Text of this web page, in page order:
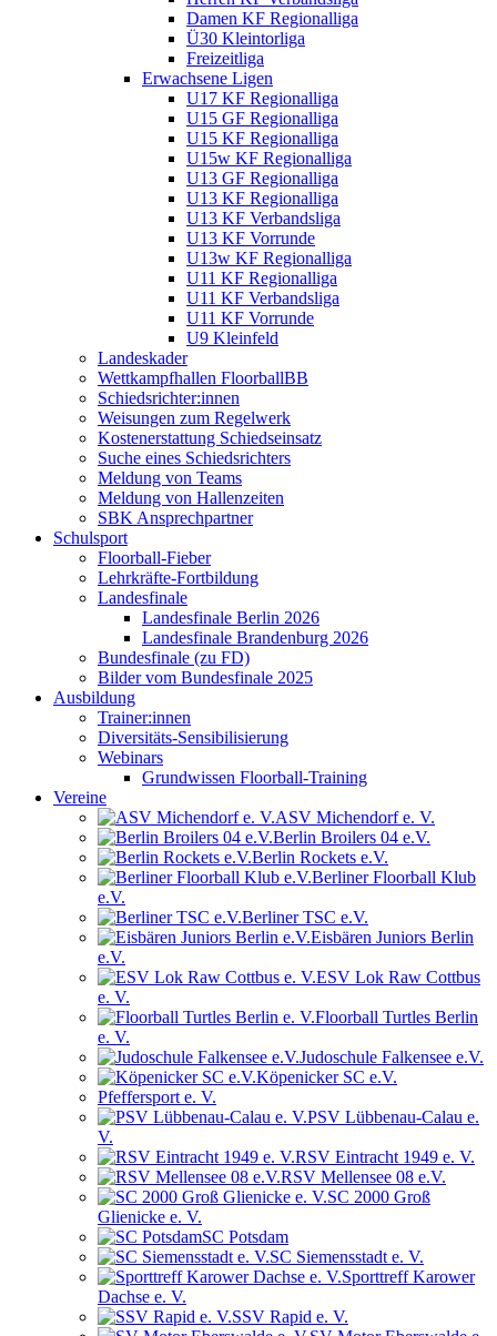
Damen KF Regionalliga
Ü30 Kleintorliga
Freizeitliga
Erwachsene Ligen
U17 KF Regionalliga
U15 GF Regionalliga
U15 KF Regionalliga
U15w KF Regionalliga
U13 GF Regionalliga
U13 KF Regionalliga
U13 KF Verbandsliga
U13 KF Vorrunde
U13w KF Regionalliga
U11 KF Regionalliga
U11 KF Verbandsliga
U11 KF Vorrunde
U9 Kleinfeld
Landeskader
Wettkampfhallen FloorballBB
Schiedsrichter:innen
Weisungen zum Regelwerk
Kostenerstattung Schiedseinsatz
Suche eines Schiedsrichters
Meldung von Teams
Meldung von Hallenzeiten
SBK Ansprechpartner
Schulsport
Floorball-Fieber
Lehrkräfte-Fortbildung
Landesfinale
Landesfinale Berlin 2026
Landesfinale Brandenburg 2026
Bundesfinale (zu FD)
Bilder vom Bundesfinale 2025
Ausbildung
Trainer:innen
Diversitäts-Sensibilisierung
Webinars
Grundwissen Floorball-Training
Vereine
ASV Michendorf e. V.
Berlin Broilers 04 e.V.
Berlin Rockets e.V.
Berliner Floorball Klub
e.V.
Berliner TSC e.V.
Eisbären Juniors Berlin
e.V.
ESV Lok Raw Cottbus
e. V.
Floorball Turtles Berlin
e. V.
Judoschule Falkensee e.V.
Köpenicker SC e.V.
Pfeffersport e. V.
PSV Lübbenau-Calau e.
V.
RSV Eintracht 1949 e. V.
RSV Mellensee 08 e.V.
SC 2000 Groß
Glienicke e. V.
SC Potsdam
SC Siemensstadt e. V.
Sporttreff Karower
Dachse e. V.
SSV Rapid e. V.